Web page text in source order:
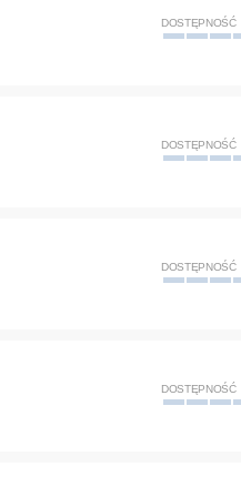
DOSTĘPNOŚĆ
DOSTĘPNOŚĆ
DOSTĘPNOŚĆ
DOSTĘPNOŚĆ